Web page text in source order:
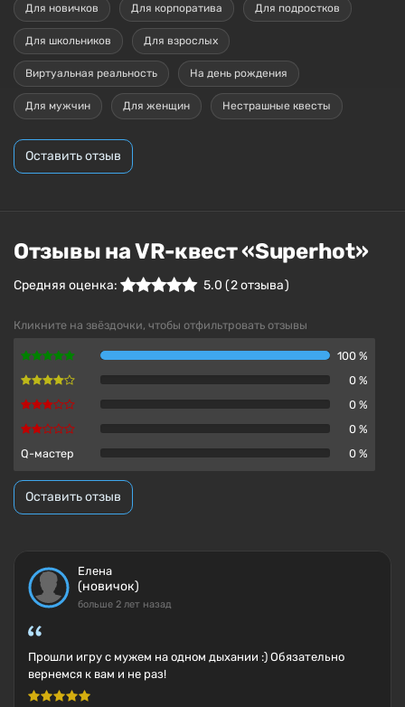
Для новичков Для корпоратива Для подростков
Для школьников Для взрослых
Виртуальная реальность На день рождения
Для мужчин Для женщин Нестрашные квесты
Оставить отзыв
Отзывы на VR-квест «Superhot»
Средняя оценка: 5.0 (2отзыва )
Кликните на звёздочки, чтобы отфильтровать отзывы
100 %
0 %
0 %
0 %
Q-мастер
0 %
Оставить отзыв
Елена
(новичок)
больше 2 лет назад
Прошли игру с мужем на одном дыхании :) Обязательно
вернемся к вам и не раз!